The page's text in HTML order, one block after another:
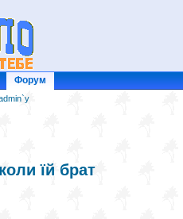
Форум
їй брат